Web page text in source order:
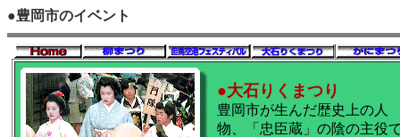
●豊岡市のイベント
●大石りくまつり
豊岡市が生んだ歴史上の人
物、「忠臣蔵」の陰の主役